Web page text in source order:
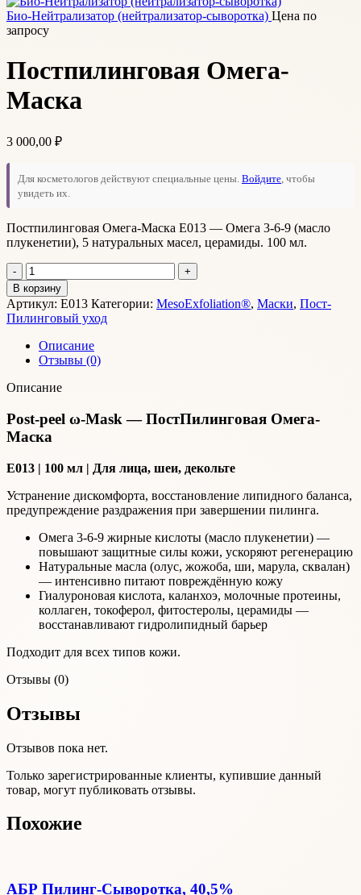
Био-Нейтрализатор (нейтрализатор-сыворотка) Цена по
запросу
Постпилинговая Омега-
Маска
3 000,00 ₽
Для косметологов действуют специальные цены. Войдите, чтобы
увидеть их.
Постпилинговая Омега-Маска E013 — Омега 3-6-9 (масло
плукенетии), 5 натуральных масел, церамиды. 100 мл.
Количество
товара
Постпилинговая
Омега-
Маска
В корзину
Артикул: Е013 Категории: MesoExfoliation®, Маски, Пост-
Пилинговый уход
Описание
Отзывы (0)
Описание
Post-peel ω-Mask — ПостПилинговая Омега-
Маска
Е013 | 100 мл | Для лица, шеи, декольте
Устранение дискомфорта, восстановление липидного баланса,
предупреждение раздражения при завершении пилинга.
Омега 3-6-9 жирные кислоты (масло плукенетии) —
повышают защитные силы кожи, ускоряют регенерацию
Натуральные масла (олус, жожоба, ши, марула, сквалан)
— интенсивно питают повреждённую кожу
Гиалуроновая кислота, каланхоэ, молочные протеины,
коллаген, токоферол, фитостеролы, церамиды —
восстанавливают гидролипидный барьер
Подходит для всех типов кожи.
Отзывы (0)
Отзывы
Отзывов пока нет.
Только зарегистрированные клиенты, купившие данный
товар, могут публиковать отзывы.
Похожие
АБР Пилинг-Сыворотка, 40,5%